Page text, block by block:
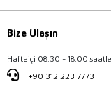
Bize Ulaşın
Haftaiçi 08:30 - 18:00
+90 312 223 7773